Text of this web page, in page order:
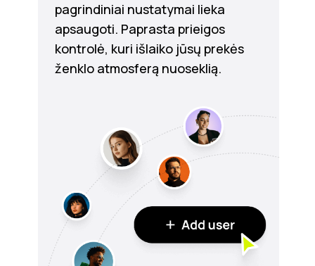
pagrindiniai nustatymai lieka
apsaugoti. Paprasta prieigos
kontrolė, kuri išlaiko jūsų prekės
ženklo atmosferą nuoseklią.